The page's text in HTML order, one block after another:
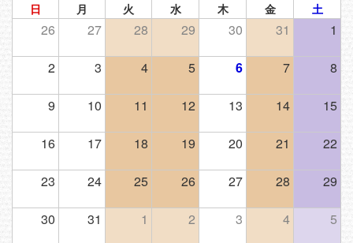
日 月 火 水 木 金 土
26 27 28 29 30 31 1
2 3 4 5 6 7 8
9 10 11 12 13 14 15
16 17 18 19 20 21 22
23 24 25 26 27 28 29
30 31 1 2 3 4 5